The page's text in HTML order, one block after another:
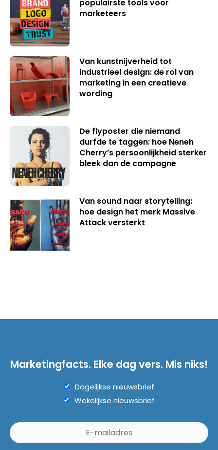
populairste tools voor
marketeers
Van kunstnijverheid tot
industrieel design: de rol van
marketing in een creatieve
wording
De flyposter die niemand
durfde te taggen: hoe Neneh
Cherry’s persoonlijkheid sterker
bleek dan de campagne
Van sound naar storytelling:
hoe design het merk Massive
Attack versterkt
Marketingfacts. Elke dag vers. Mis niks!
Dagelijkse nieuwsbrief
Wekelijkse nieuwsbrief